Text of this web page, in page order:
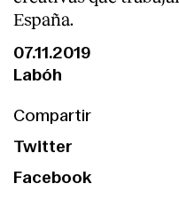
España.
07.11.2019
Labóh
Compartir
Twitter
Facebook